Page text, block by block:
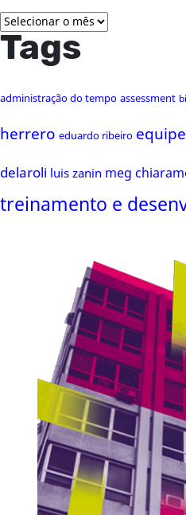
Arquivos
Tags
administração do tempo assessment
herrero eduardo ribeiro equipe
delaroli luis zanin meg
treinamento e